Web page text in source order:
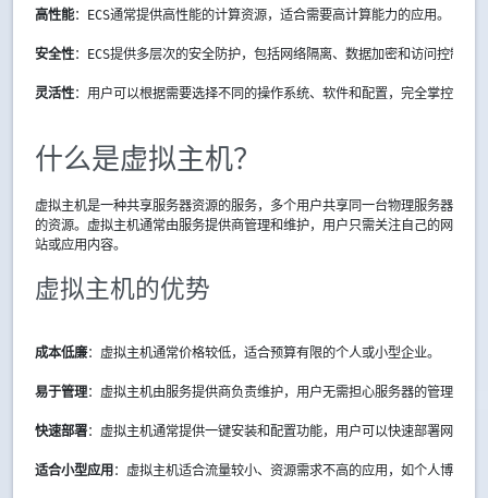
高性能：ECS通常提供高性能的计算资源，适合需要高计算能力的应用。
安全性：ECS提供多层次的安全防护，包括网络隔离、数据加密和访问控制等。
灵活性：用户可以根据需要选择不同的操作系统、软件和配置，完全掌控自己
什么是虚拟主机？
虚拟主机是一种共享服务器资源的服务，多个用户共享同一台物理服务器
的资源。虚拟主机通常由服务提供商管理和维护，用户只需关注自己的网
站或应用内容。
虚拟主机的优势
成本低廉：虚拟主机通常价格较低，适合预算有限的个人或小型企业。
易于管理：虚拟主机由服务提供商负责维护，用户无需担心服务器的管理和维
快速部署：虚拟主机通常提供一键安装和配置功能，用户可以快速部署网站或
适合小型应用 ：虚拟主机适合流量较小、资源需求不高的应用，如个人博客、